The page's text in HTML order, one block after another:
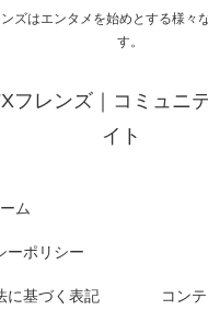
ズはエンタメを始めとする様々
す。
フレンズ｜コミュニ
イト
ム
ーポリシー
に基づく表記 コン